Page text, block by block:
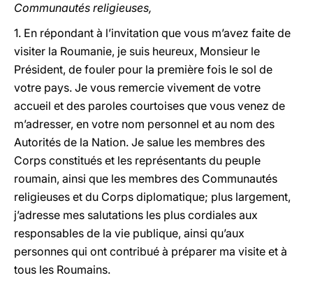
Communautés religieuses,
1. En répondant à l’invitation que vous m’avez faite de
visiter la Roumanie, je suis heureux, Monsieur le
Président, de fouler pour la première fois le sol de
votre pays. Je vous remercie vivement de votre
accueil et des paroles courtoises que vous venez de
m’adresser, en votre nom personnel et au nom des
Autorités de la Nation. Je salue les membres des
Corps constitués et les représentants du peuple
roumain, ainsi que les membres des Communautés
religieuses et du Corps diplomatique; plus largement,
j’adresse mes salutations les plus cordiales aux
responsables de la vie publique, ainsi qu’aux
personnes qui ont contribué à préparer ma visite et à
tous les Roumains.